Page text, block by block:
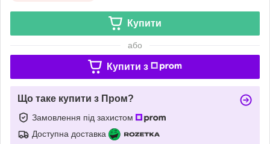
Купити
або
Купити з
Що таке купити з Пром?
Замовлення під захистом
Доступна доставка